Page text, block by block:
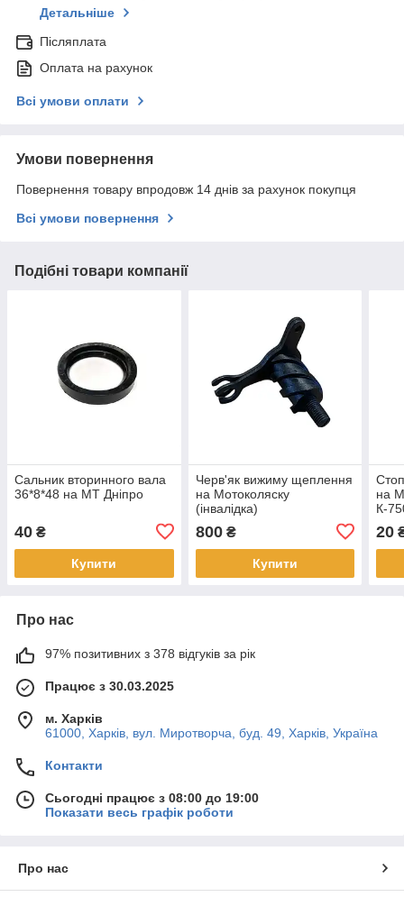
Детальніше
Післяплата
Оплата на рахунок
Всі умови оплати
Умови повернення
Повернення товару впродовж 14 днів за рахунок покупця
Всі умови повернення
Подібні товари компанії
Сальник вторинного вала
36*8*48 на МТ Дніпро
40 ₴
Купити
Черв'як вижиму щеплення
на Мотоколяску
(інвалідка)
800₴
Купити
на
К-
20
Про нас
97% позитивних з 378 відгуків за рік
Працює з 30.03.2025
м. Харків
61000, Харків, вул. Миротворча, буд. 49, Харків, Україна
Контакти
Сьогодні працює з 08:00 до 19:00
Показати весь графік роботи
Про нас